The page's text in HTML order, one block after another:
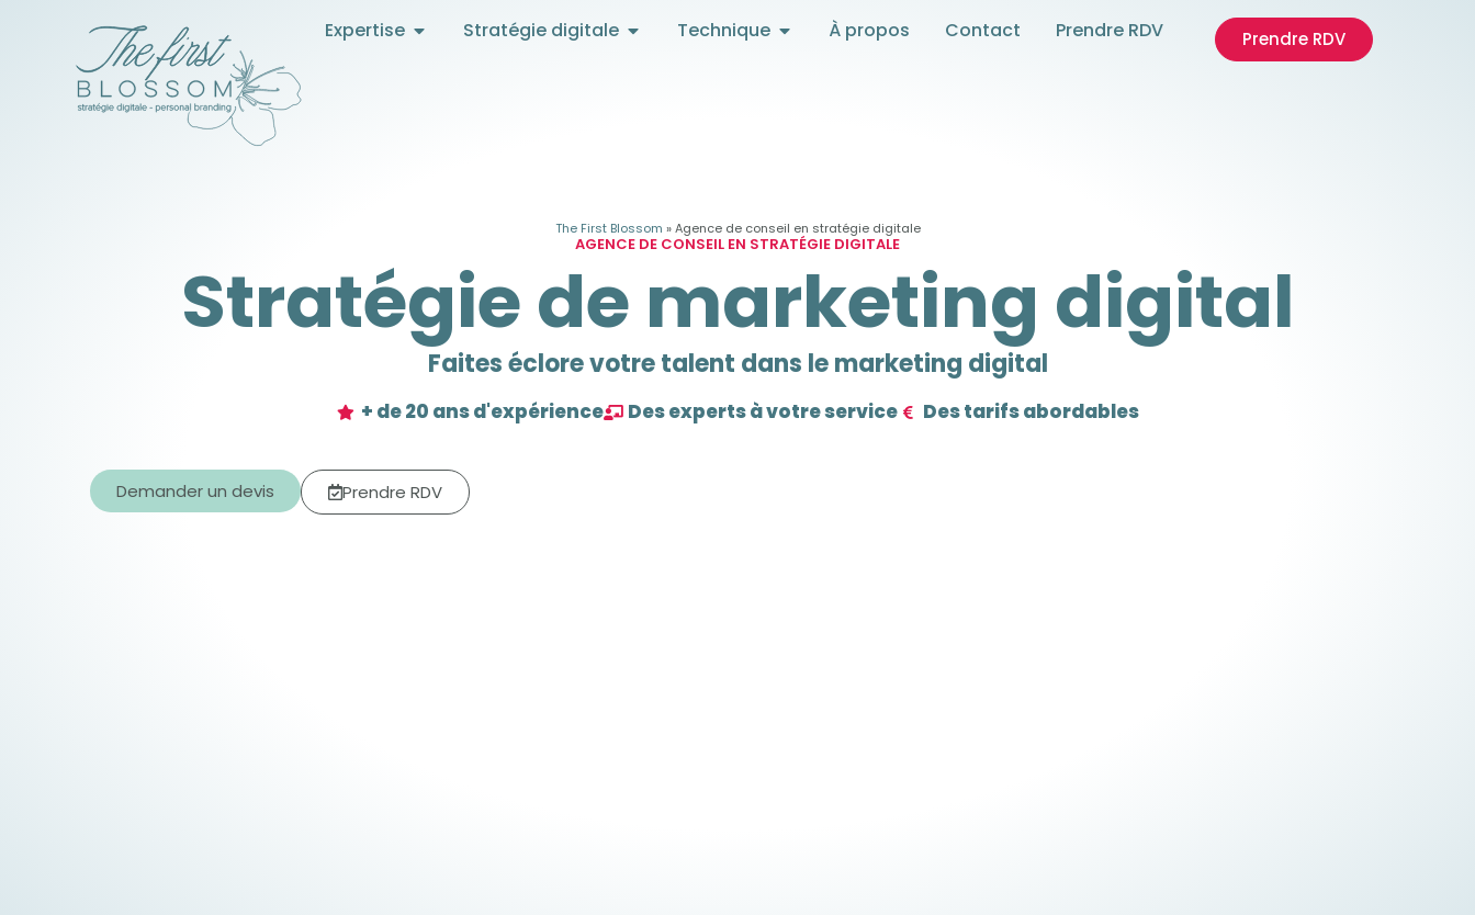
Expertise Stratégie digitale Technique À propos Contact Prendre RDV Prendre RDV
The First Blossom »Agence de conseil en stratégie digitale
AGENCE DE CONSEIL EN STRATÉGIE DIGITALE
Stratégie de marketing digital
Faites éclore votre talent dans le marketing digital
+ de 20 ans d'expérience Des experts à votre service Des tarifs abordables
Demander un devis Prendre RDV